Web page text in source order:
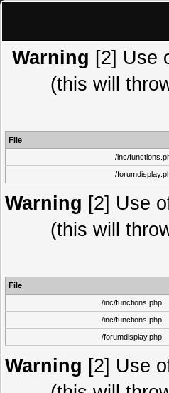
Warning [2] Use
(this will
File
/inc/
/
Warning [2] Use
(this will
File
/inc/functions.php
/inc/functions.php
/forumdisplay.php
Warning [2] Use